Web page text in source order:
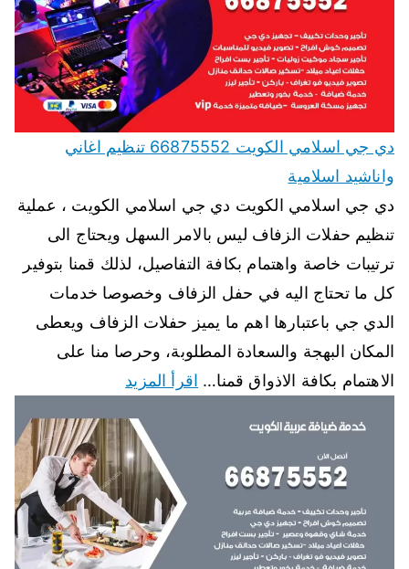
دي جي اسلامي الكويت 66875552 تنظيم اغاني
واناشيد اسلامية
دي جي اسلامي الكويت دي جي اسلامي الكويت ، عملية
تنظيم حفلات الزفاف ليس بالامر السهل ويحتاج الى
ترتيبات خاصة واهتمام بكافة التفاصيل، لذلك قمنا بتوفير
كل ما تحتاج اليه في حفل الزفاف وخصوصا خدمات
الدي جي باعتبارها اهم ما يميز حفلات الزفاف ويعطى
المكان البهجة والسعادة المطلوبة، وحرصا منا على
الاهتمام بكافة الاذواق قمنا… اقرأ المزيد